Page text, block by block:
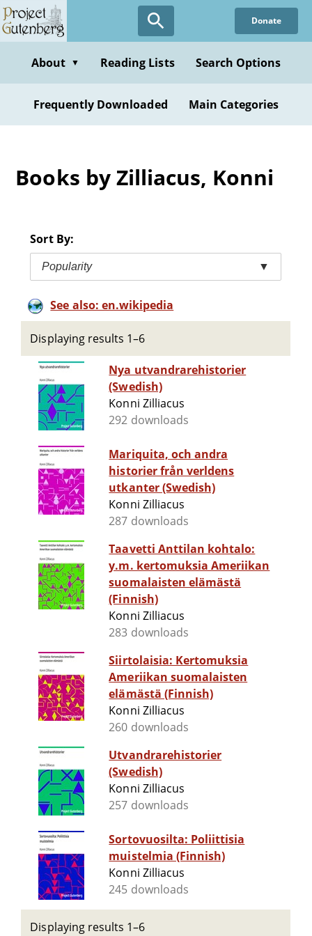
Skip
to
content
Donate
About ▼ Reading Lists Search Options
Frequently Downloaded Main Categories
Books by Zilliacus, Konni
Sort By:
Popularity ▼
See also: en.wikipedia
Displaying results 1–6
Nya utvandrarehistorier
(Swedish)
Konni Zilliacus
292 downloads
Mariquita, och andra
historier från verldens
utkanter (Swedish)
Konni Zilliacus
287 downloads
Taavetti Anttilan kohtalo:
y.m. kertomuksia Ameriikan
suomalaisten elämästä
(Finnish)
Konni Zilliacus
283 downloads
Siirtolaisia: Kertomuksia
Ameriikan suomalaisten
elämästä (Finnish)
Konni Zilliacus
260 downloads
Utvandrarehistorier
(Swedish)
Konni Zilliacus
257 downloads
Sortovuosilta: Poliittisia
muistelmia (Finnish)
Konni Zilliacus
245 downloads
Displaying results 1–6